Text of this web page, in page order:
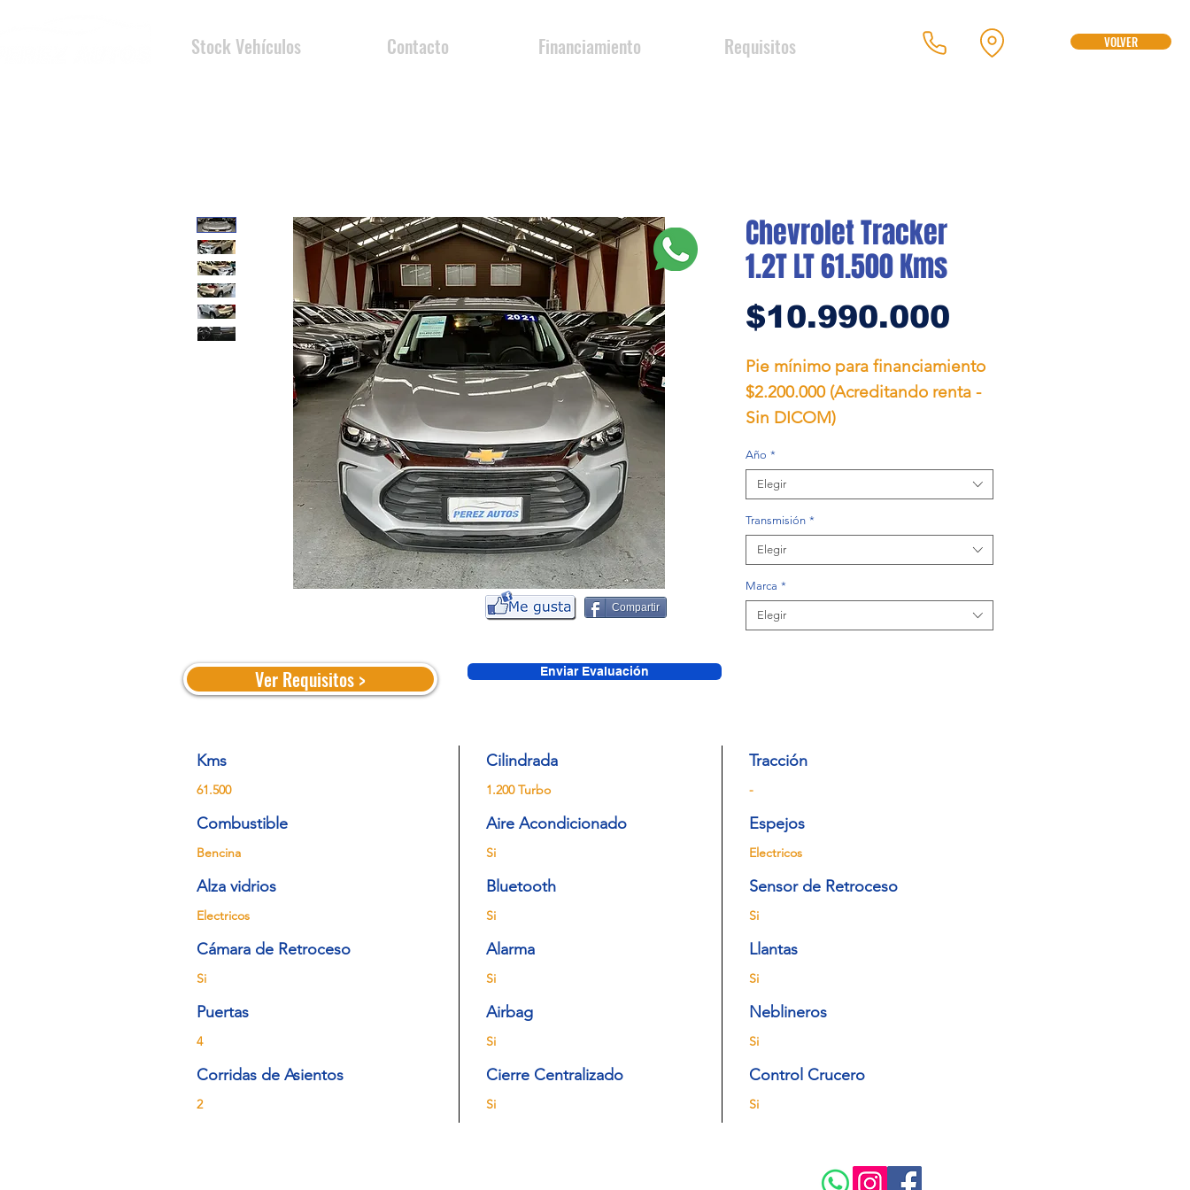
Stock Vehículos Contacto Financiamiento Requisitos VOLVER
Chevrolet Tracker
1.2T LT 61.500 Kms
$10.990.000
Pie mínimo para financiamiento
$2.200.000 (Acreditando renta -
Sin DICOM)
Año *
Elegir
Transmisión *
Elegir
Marca *
Elegir
Kms
61.500
Cilindrada
1.200 Turbo
Tracción
-
Combustible
Bencina
Aire Acondicionado
Si
Espejos
Electricos
Alza vidrios
Electricos
Bluetooth
Si
Sensor de Retroceso
Si
Cámara de Retroceso
Si
Alarma
Si
Llantas
Si
Puertas
4
Airbag
Si
Neblineros
Si
Corridas de Asientos
2
Cierre Centralizado
Si
Control Crucero
Si
Ver Requisitos > Enviar Evaluación
Compartir